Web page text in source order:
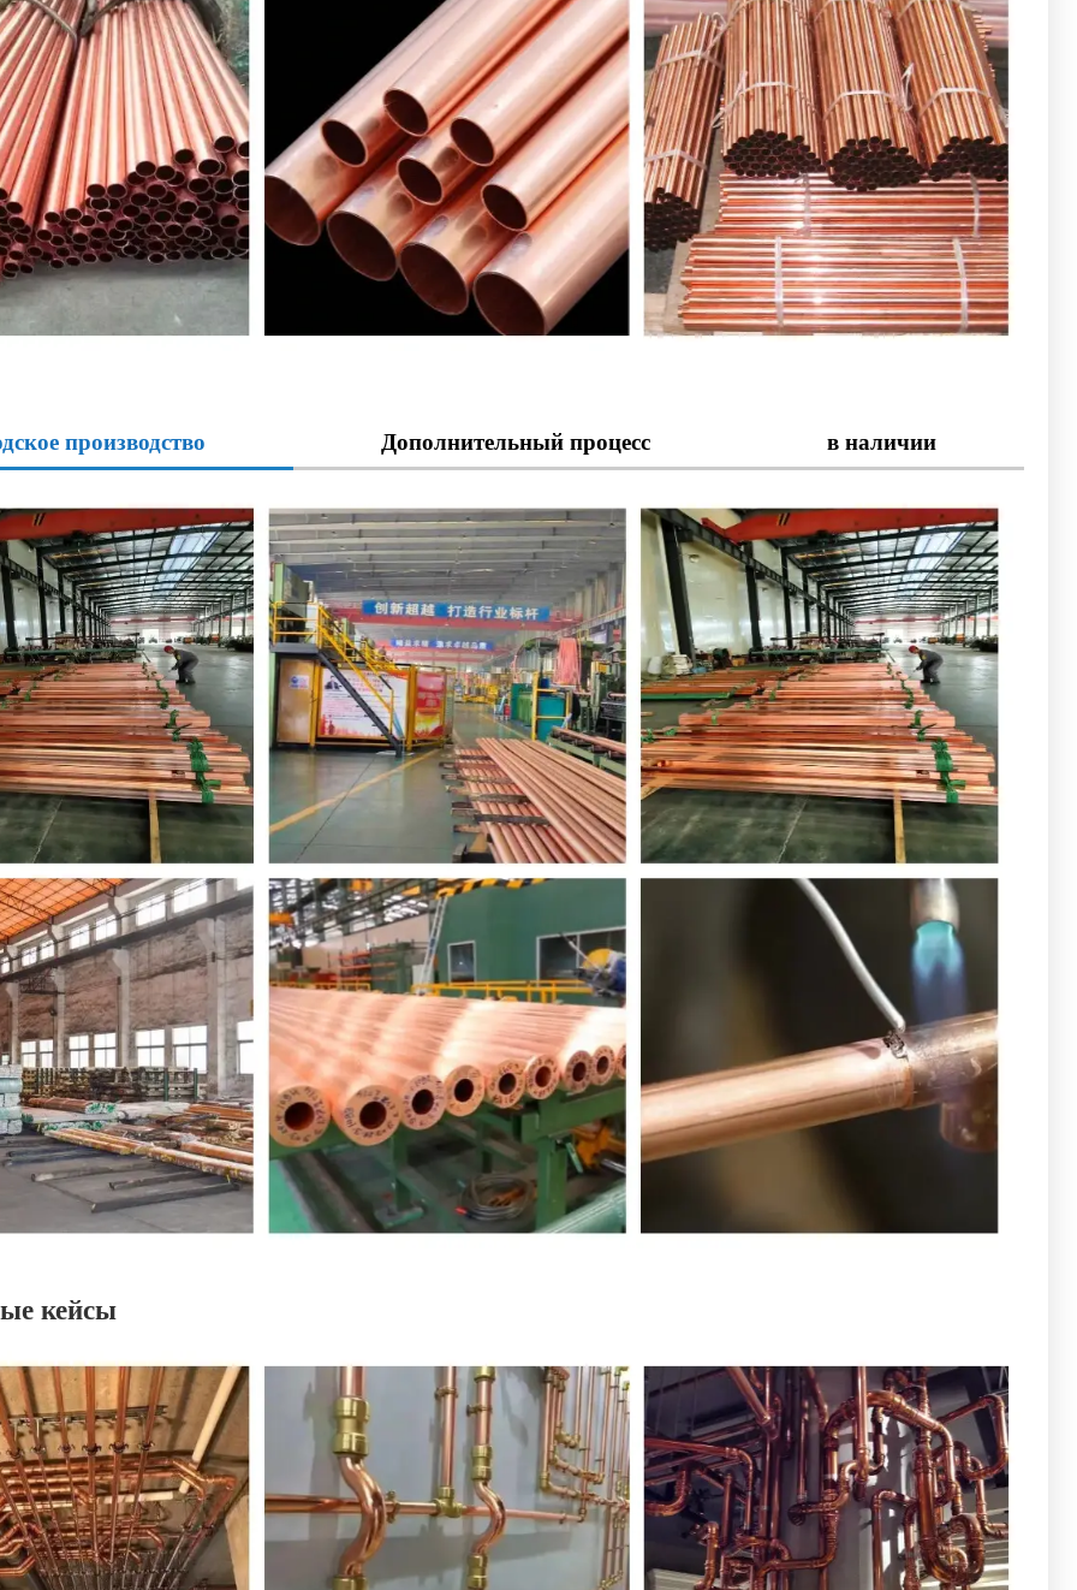
производство Дополнительный процесс в наличии
кейсы